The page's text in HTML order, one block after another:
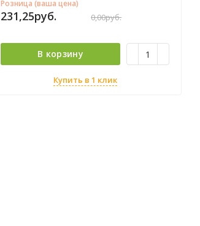
Розница (ваша цена)
231,25руб. 0,00руб.
В корзину
Купить в 1 клик